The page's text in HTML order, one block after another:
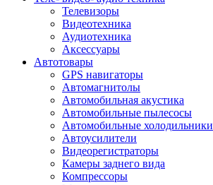
Телевизоры
Видеотехника
Аудиотехника
Аксессуары
Автотовары
GPS навигаторы
Автомагнитолы
Автомобильная акустика
Автомобильные пылесосы
Автомобильные холодильники
Автоусилители
Видеорегистраторы
Камеры заднего вида
Компрессоры